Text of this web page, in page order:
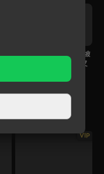
EP68預告｜命運的山坡
再臨！傅子純墜落後又
VIP